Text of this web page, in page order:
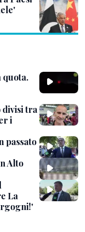
quota.
divisi tra
i
passato
Alto
La